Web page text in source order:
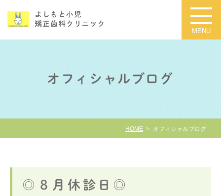
オフィシャルブログ
HOME オフィシャルブログ
◎８月休診日◎